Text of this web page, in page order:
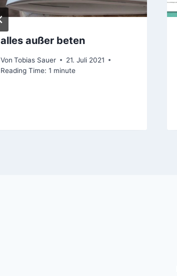
alles außer beten
Von Tobias Sauer
21. Juli 2021
Reading Time: 1 minute